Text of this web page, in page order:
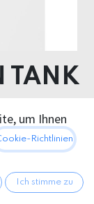
TANK
um Ihnen
Richtlinien
Ich stimme zu